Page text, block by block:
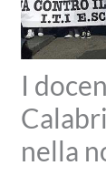
I
nella